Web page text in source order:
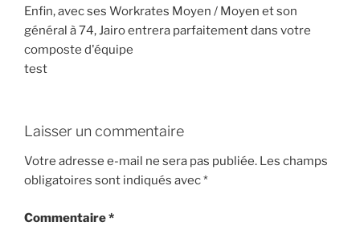
Enfin, avec ses Workrates Moyen / Moyen et son
général à 74, Jairo entrera parfaitement dans votre
composte d'équipe
test
Laisser un commentaire
Votre adresse e-mail ne sera pas publiée. Les champs
obligatoires sont indiqués avec*
Commentaire*